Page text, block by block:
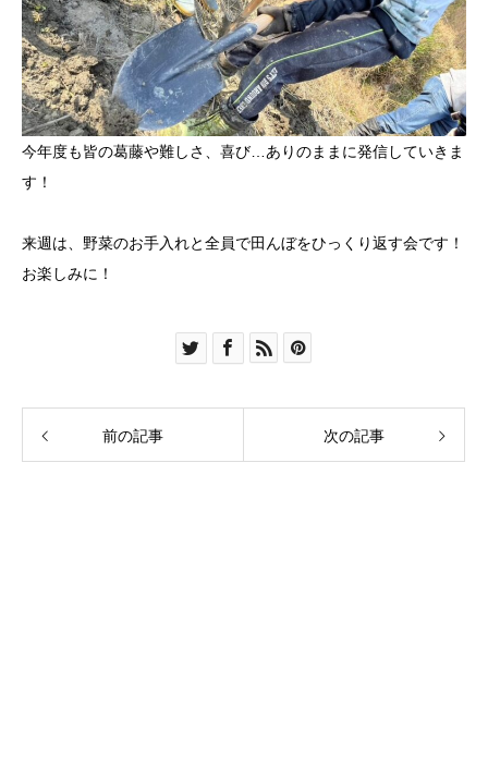
今年度も皆の葛藤や難しさ、喜び…ありのままに発信していきま
す！
来週は、野菜のお手入れと全員で田んぼをひっくり返す会です！
お楽しみに！
前の記事 次の記事